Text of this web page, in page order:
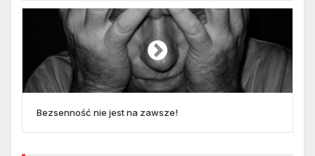
Bezsenność nie jest na zawsze!